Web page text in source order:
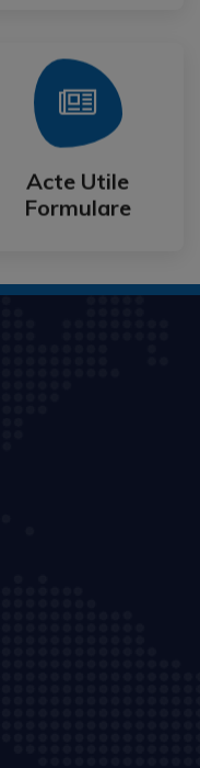
Acte Utile
Formulare
Acte Utile
Formulare
Mai Mult